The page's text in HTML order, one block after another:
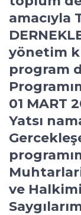
amacıyla
yönetim
program
01 MART
Yatsı
ve